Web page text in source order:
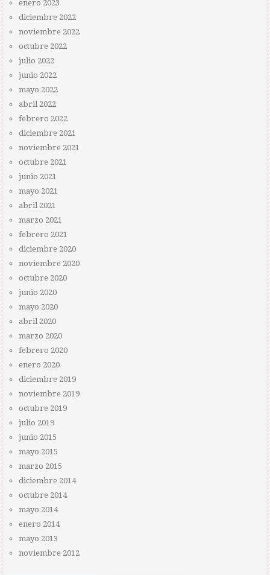
enero 2023
diciembre 2022
noviembre 2022
octubre 2022
julio 2022
junio 2022
mayo 2022
abril 2022
febrero 2022
diciembre 2021
noviembre 2021
octubre 2021
junio 2021
mayo 2021
abril 2021
marzo 2021
febrero 2021
diciembre 2020
noviembre 2020
octubre 2020
junio 2020
mayo 2020
abril 2020
marzo 2020
febrero 2020
enero 2020
diciembre 2019
noviembre 2019
octubre 2019
julio 2019
junio 2015
mayo 2015
marzo 2015
diciembre 2014
octubre 2014
mayo 2014
enero 2014
mayo 2013
noviembre 2012